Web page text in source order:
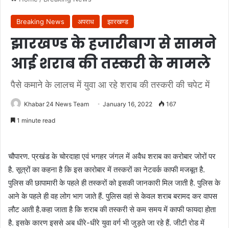
Breaking News अपराध झारखण्ड
झारखण्ड के हजारीबाग से सामने
आई शराब की तस्करी के मामले
पैसे कमाने के लालच में युवा आ रहे शराब की तस्करी की चपेट में
Khabar 24 News Team January 16, 2022 167
1 minute read
चौपारण. प्रखंड के चोरदाहा एवं भगहर जंगल में अवैध शराब का करोबार जोरों पर
है. सूत्रों का कहना है कि इस कारोबार में तस्करों का नेटवर्क काफी मजबूत है.
पुलिस की छापामारी के पहले ही तस्करों को इसकी जानकारी मिल जाती है. पुलिस के
आने के पहले ही वह लोग भाग जाते हैं. पुलिस वहां से केवल शराब बरामद कर वापस
लौट आती है.कहा जाता है कि शराब की तस्करी से कम समय में काफी फायदा होता
है. इसके कारण इससे अब धीरे-धीरे युवा वर्ग भी जुड़ते जा रहे हैं. जीटी रोड में